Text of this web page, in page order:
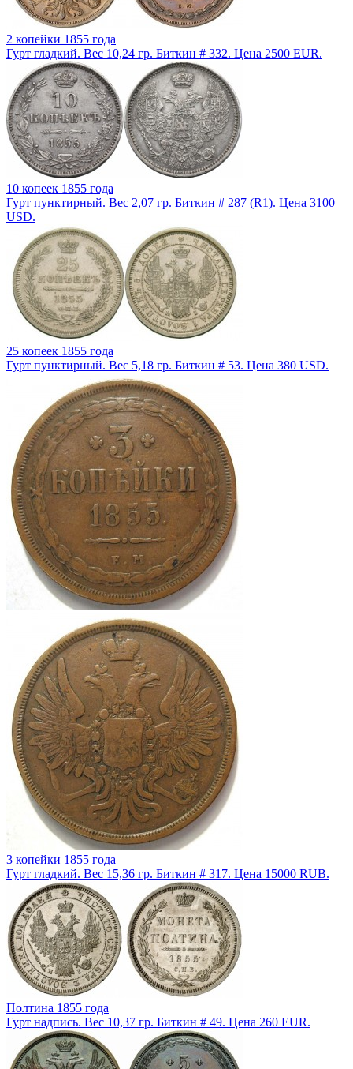
2 копейки 1855 года
Гурт гладкий. Вес 10,24 гр. Биткин # 332. Цена 2500 EUR.
10 копеек 1855 года
Гурт пунктирный. Вес 2,07 гр. Биткин # 287 (R1). Цена 3100
USD.
25 копеек 1855 года
Гурт пунктирный. Вес 5,18 гр. Биткин # 53. Цена 380 USD.
3 копейки 1855 года
Гурт гладкий. Вес 15,36 гр. Биткин # 317. Цена 15000 RUB.
Полтина 1855 года
Гурт надпись. Вес 10,37 гр. Биткин # 49. Цена 260 EUR.